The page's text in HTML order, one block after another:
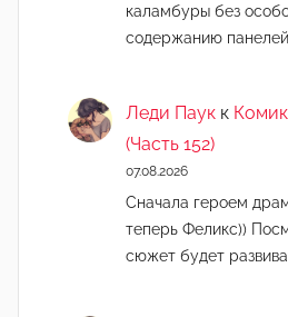
каламбуры без
содержанию
Леди Паук к
(Часть 152)
07.08.2026
Сначала героем
теперь Феликс))
сюжет будет